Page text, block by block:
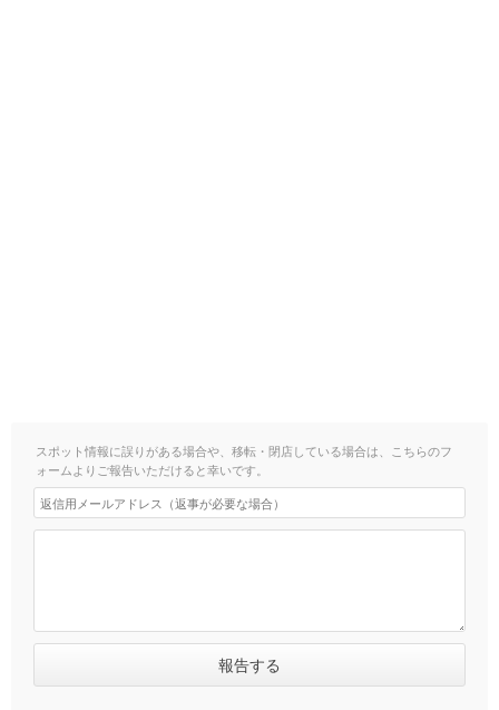
スポット情報に誤りがある場合や、移転・閉店している場合は、こちらのフ
ォームよりご報告いただけると幸いです。